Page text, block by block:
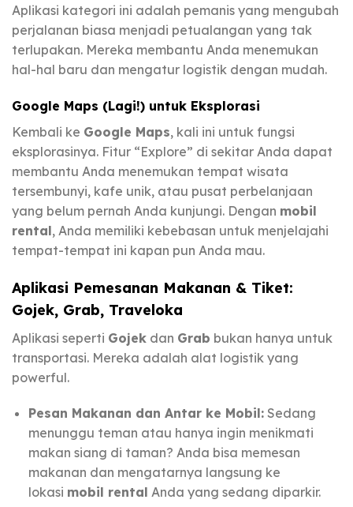
Aplikasi kategori ini adalah pemanis yang mengubah
perjalanan biasa menjadi petualangan yang tak
terlupakan. Mereka membantu Anda menemukan
hal-hal baru dan mengatur logistik dengan mudah.
Google Maps (Lagi!) untuk Eksplorasi
Kembali ke Google Maps, kali ini untuk fungsi
eksplorasinya. Fitur “Explore” di sekitar Anda dapat
membantu Anda menemukan tempat wisata
tersembunyi, kafe unik, atau pusat perbelanjaan
yang belum pernah Anda kunjungi. Dengan mobil
rental, Anda memiliki kebebasan untuk menjelajahi
tempat-tempat ini kapan pun Anda mau.
Aplikasi Pemesanan Makanan & Tiket:
Gojek, Grab, Traveloka
Aplikasi seperti Gojek dan Grab bukan hanya untuk
transportasi. Mereka adalah alat logistik yang
powerful.
Pesan Makanan dan Antar ke Mobil:Sedang
menunggu teman atau hanya ingin menikmati
makan siang di taman? Anda bisa memesan
makanan dan mengatarnya langsung ke
lokasi mobil rental Anda yang sedang diparkir.